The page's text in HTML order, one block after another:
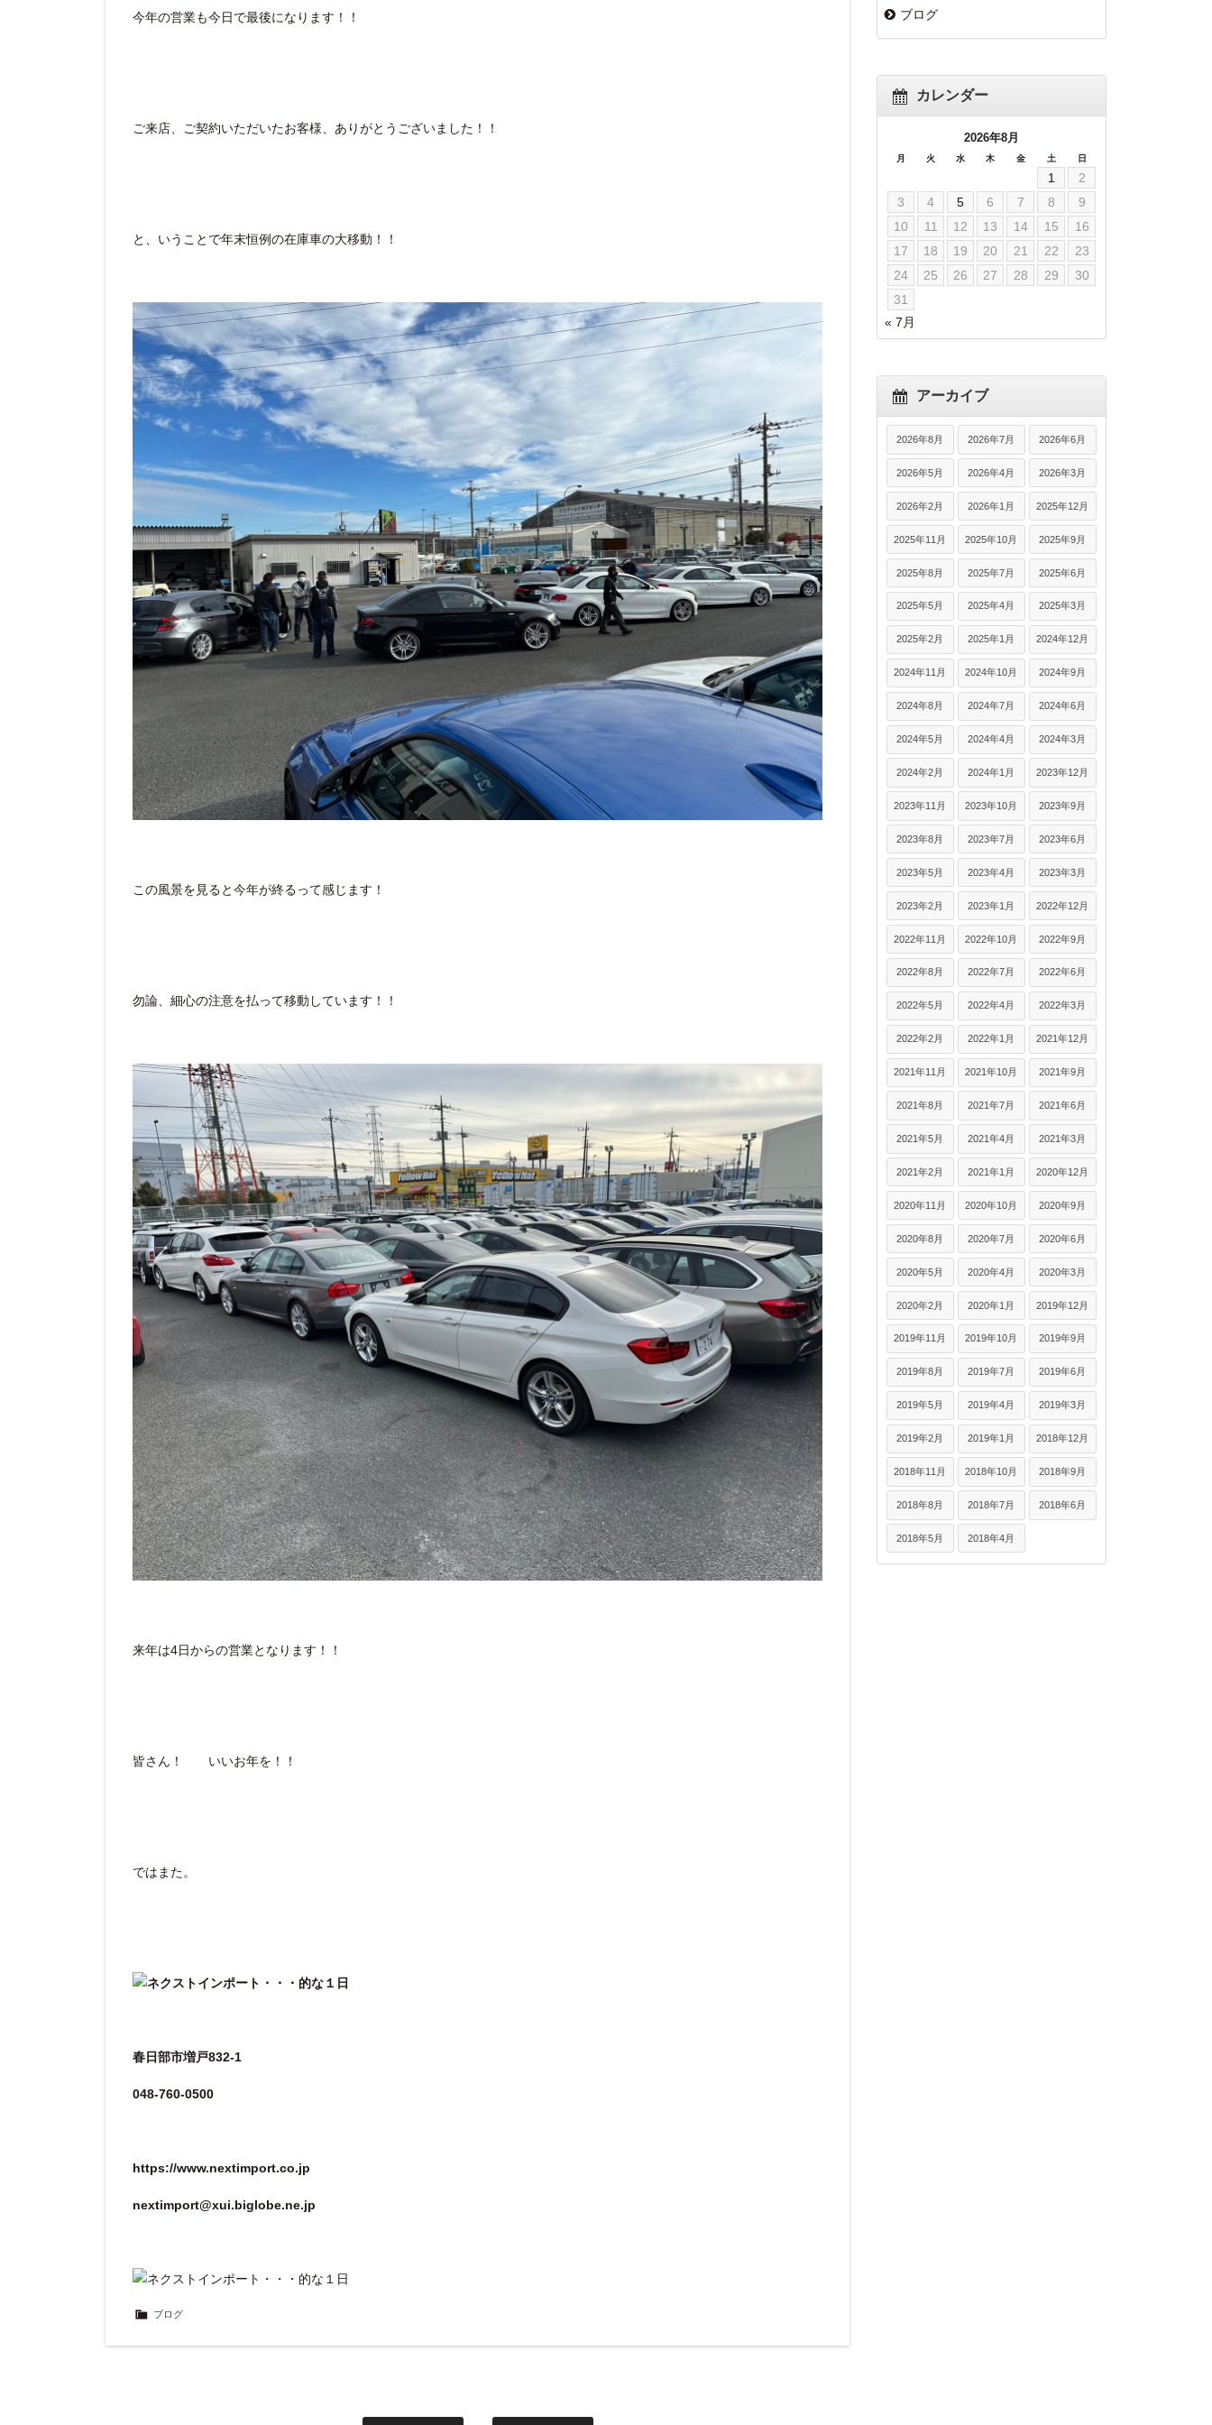
今年の営業も今日で最後になります！！
ご来店、ご契約いただいたお客様、ありがとうございました！！
と、いうことで年末恒例の在庫車の大移動！！
この風景を見ると今年が終るって感じます！
勿論、細心の注意を払って移動しています！！
来年は4日からの営業となります！！
皆さん！ いいお年を！！
ではまた。
春日部市増戸832-1
048-760-0500
https://www.nextimport.co.jp
nextimport@xui.biglobe.ne.jp
ブログ
ブログ
カレンダー
2026年8月
月 火 水 木 金 土 日
1
2
3
4 5 6 7 8
9
10
11 12 13 14 15
16
17
18 19 20 21 22
23
24
25 26 27 28 29
30
31
« 7月
アーカイブ
2026年8月 2026年7月 2026年6月
2026年5月 2026年4月 2026年3月
2026年2月 2026年1月 2025年12月
2025年11月 2025年10月 2025年9月
2025年8月 2025年7月 2025年6月
2025年5月 2025年4月 2025年3月
2025年2月 2025年1月 2024年12月
2024年11月 2024年10月 2024年9月
2024年8月 2024年7月 2024年6月
2024年5月 2024年4月 2024年3月
2024年2月 2024年1月 2023年12月
2023年11月 2023年10月 2023年9月
2023年8月 2023年7月 2023年6月
2023年5月 2023年4月 2023年3月
2023年2月 2023年1月 2022年12月
2022年11月 2022年10月 2022年9月
2022年8月 2022年7月 2022年6月
2022年5月 2022年4月 2022年3月
2022年2月 2022年1月 2021年12月
2021年11月 2021年10月 2021年9月
2021年8月 2021年7月 2021年6月
2021年5月 2021年4月 2021年3月
2021年2月 2021年1月 2020年12月
2020年11月 2020年10月 2020年9月
2020年8月 2020年7月 2020年6月
2020年5月 2020年4月 2020年3月
2020年2月 2020年1月 2019年12月
2019年11月 2019年10月 2019年9月
2019年8月 2019年7月 2019年6月
2019年5月 2019年4月 2019年3月
2019年2月 2019年1月 2018年12月
2018年11月 2018年10月 2018年9月
2018年8月 2018年7月 2018年6月
2018年5月 2018年4月